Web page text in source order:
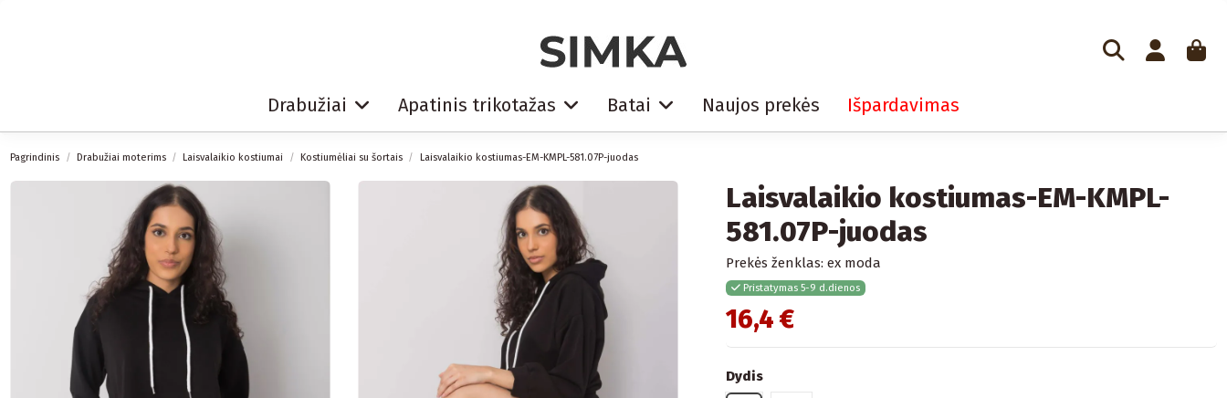
Drabužiai Apatinis trikotažas Batai Naujos prekės Išpardavimas
Pagrindinis Drabužiai moterims Laisvalaikio kostiumai Kostiumėliai su šortais Laisvalaikio kostiumas-EM-KMPL-581.07P-juodas
Laisvalaikio kostiumas-EM-KMPL-
581.07P-juodas
Prekės ženklas: ex moda
Pristatymas 5-9 d.dienos
16,4 €
Dydis